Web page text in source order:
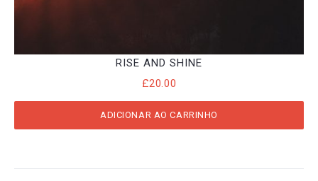
RISE AND SHINE
£20.00
ADICIONAR AO CARRINHO